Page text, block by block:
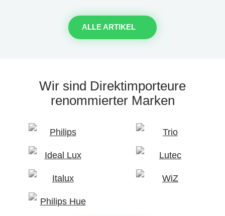
ALLE ARTIKEL
Wir sind Direktimporteure
renommierter Marken